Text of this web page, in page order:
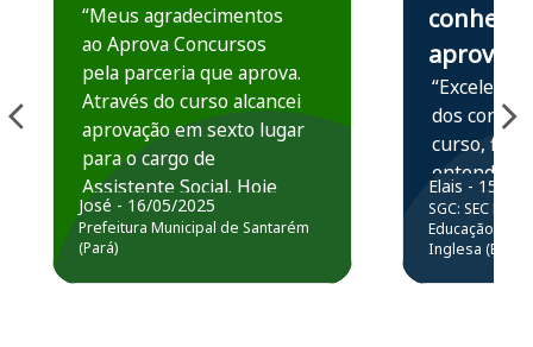
“Meus agradecimentos
ao Aprova Concursos
pela parceria que aprova.
Através do curso alcancei
aprovação em sexto lugar
para o cargo de
Assistente Social. Hoje
estou atuando na
Prefeitura de Santarém.
José - 16/05/2025
Prefeitura Municipal de Santarém
(Pará)
conhece,
aprova
“Excelente
dos
curso,
entender e
prática
resolução
questões.”
Elais - 15/07/
SGC: SEC BA
Educação
Inglesa (Edital